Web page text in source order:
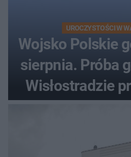
UROCZYSTOŚCI W
Wojsko Polskie
sierpnia. Próba
Wisłostradzie